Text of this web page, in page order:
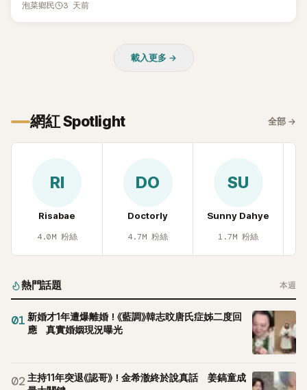
泡菜鄉民 3 天前
載入更多 →
網紅 Spotlight 全部 →
RI
Risabae
4.0M 粉絲
DO
Doctorly
4.7M 粉絲
SU
Sunny Dahye
1.7M 粉絲
熱門話題 本週
01 新婚才1年遭爆離婚！《藍調》韓志旼唐氏症姊二度回
應 真實婚姻現況曝光
02 主持11年突退《認哥》！金希澈終於說真話 姜鎬童成